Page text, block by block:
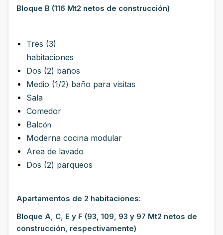
Bloque B (116 Mt2 netos de construcción)
Tres (3)
habitaciones
Dos (2) baños
Medio (1/2) baño para visitas
Sala
Comedor
Balcón
Moderna cocina modular
Area de lavado
Dos (2) parqueos
Apartamentos de 2 habitaciones:
Bloque A, C, E y F (93, 109, 93 y 97 Mt2 netos de
construcción, respectivamente)